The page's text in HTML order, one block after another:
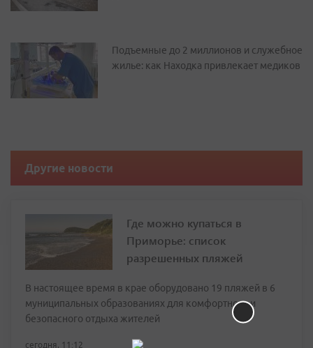
Подъемные до 2 миллионов и служебное
жилье: как Находка привлекает медиков
Другие новости
Где можно купаться в
Приморье: список
разрешенных пляжей
В настоящее время в крае оборудовано 19 пляжей в 6
муниципальных образованиях для комфортного и
безопасного отдыха жителей
сегодня, 11:12